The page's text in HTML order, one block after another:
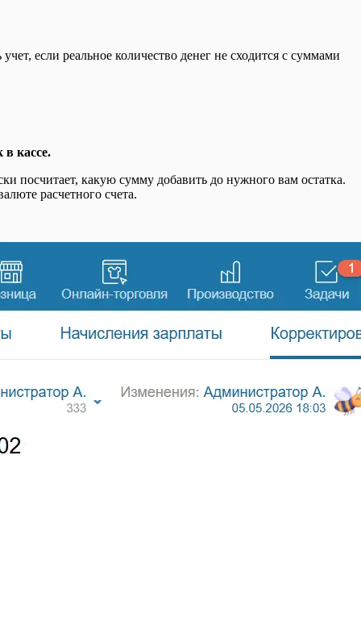
если реальное количество денег не сходится с суммами
в кассе.
посчитает, какую сумму добавить до нужного вам остатка.
расчетного счета.